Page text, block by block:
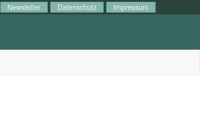
Newsletter Datenschutz Impressum